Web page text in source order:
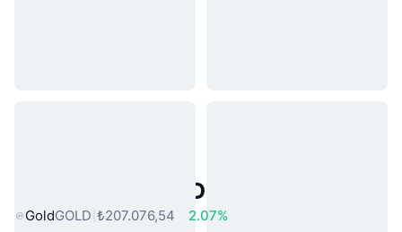
Popüler Gerçek Dünya Varlıkları
GoldGOLD ₺207.076,54
2.07%